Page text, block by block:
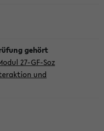
27-GF-Soz
und